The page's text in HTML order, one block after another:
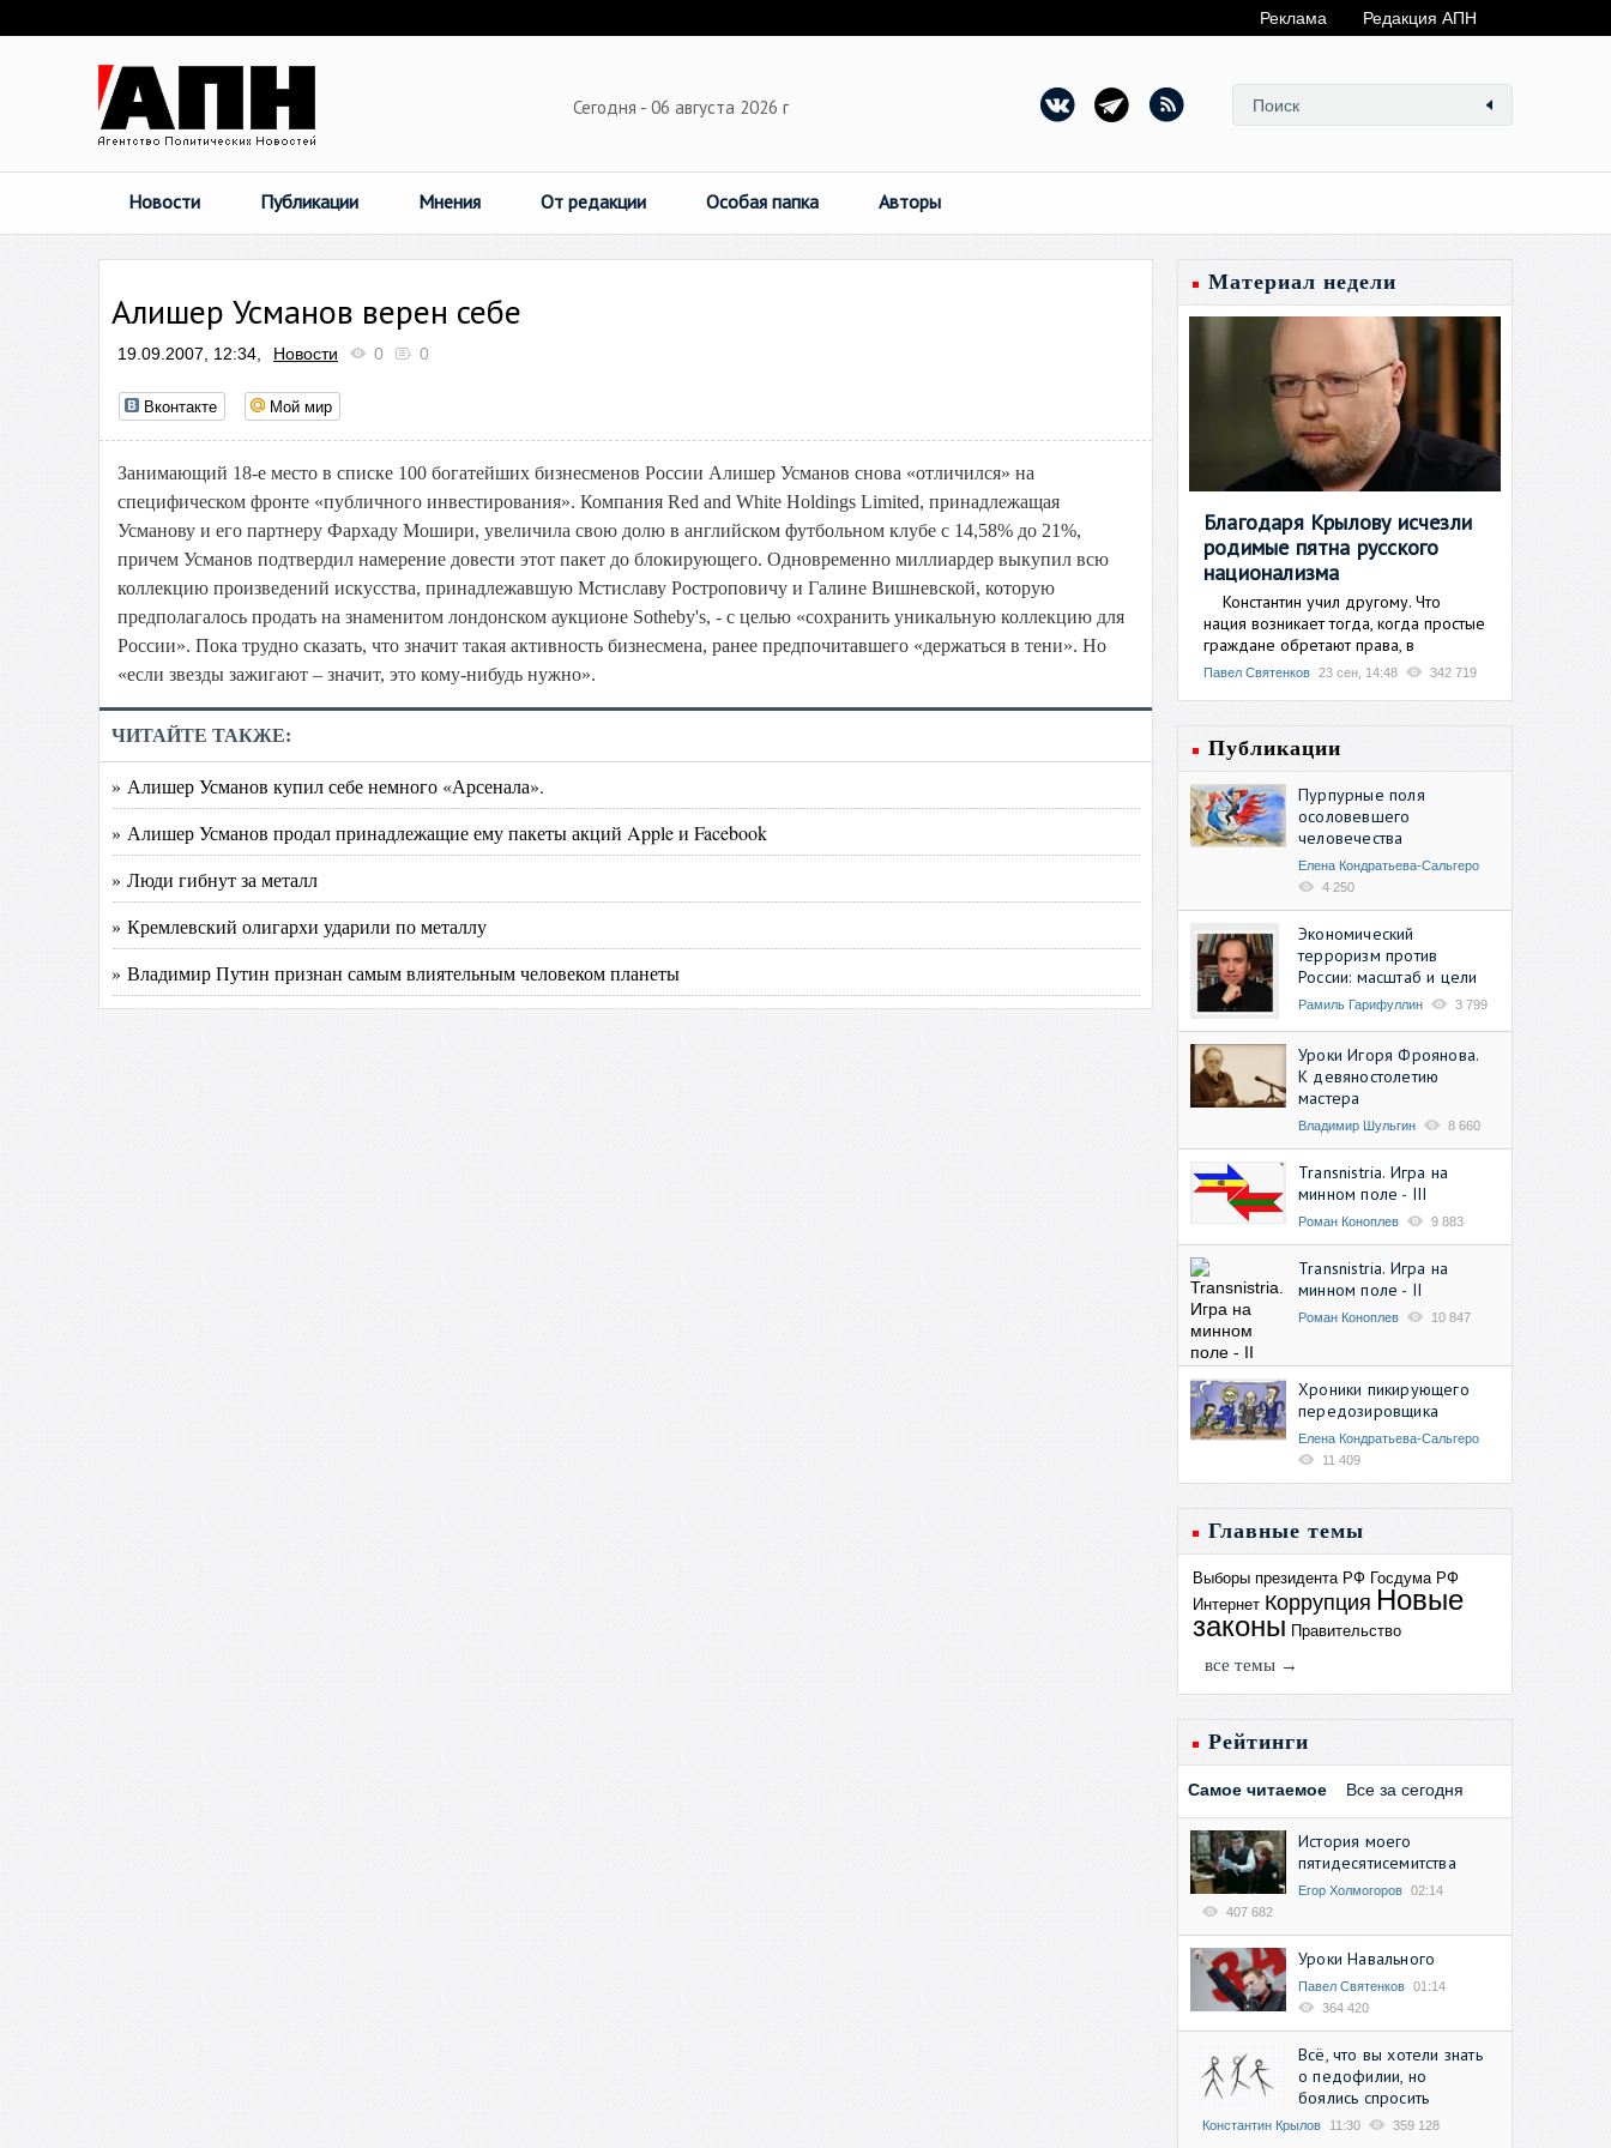
Реклама Редакция АПН
Сегодня - 06 августа 2026 г
Новости Публикации Мнения От редакции Особая папка Авторы
Алишер Усманов верен себе
19.09.2007, 12:34, Новости 0 0
Вконтакте Мой мир
Занимающий 18-е место в списке 100 богатейших бизнесменов России Алишер Усманов снова «отличился» на
специфическом фронте «публичного инвестирования». Компания Red and White Holdings Limited, принадлежащая
Усманову и его партнеру Фархаду Мошири, увеличила свою долю в английском футбольном клубе с 14,58% до 21%,
причем Усманов подтвердил намерение довести этот пакет до блокирующего. Одновременно миллиардер выкупил всю
коллекцию произведений искусства, принадлежавшую Мстиславу Ростроповичу и Галине Вишневской, которую
предполагалось продать на знаменитом лондонском аукционе Sotheby's, - с целью «сохранить уникальную коллекцию для
России». Пока трудно сказать, что значит такая активность бизнесмена, ранее предпочитавшего «держаться в тени». Но
«если звезды зажигают – значит, это кому-нибудь нужно».
ЧИТАЙТЕ ТАКЖЕ:
» Алишер Усманов купил себе немного «Арсенала».
» Алишер Усманов продал принадлежащие ему пакеты акций Apple и Facebook
» Люди гибнут за металл
» Кремлевский олигархи ударили по металлу
» Владимир Путин признан самым влиятельным человеком планеты
Материал недели
Благодаря Крылову исчезли
родимые пятна русского
национализма
Константин учил другому. Что
нация возникает тогда, когда простые
граждане обретают права, в
Павел Святенков 23 сен, 14:48 342 719
Публикации
Пурпурные поля
осоловевшего
человечества
Елена Кондратьева-Сальгеро
4 250
Экономический
терроризм против
России: масштаб и цели
Рамиль Гарифуллин 3 799
Уроки Игоря Фроянова.
К девяностолетию
мастера
Владимир Шульгин 8 660
Transnistria. Игра на
минном поле - III
Роман Коноплев 9 883
Transnistria. Игра на
минном поле - II
Роман Коноплев 10 847
Хроники пикирующего
передозировщика
Елена Кондратьева-Сальгеро
11 409
Главные темы
Выборы президента РФ Госдума РФ
Интернет Коррупция Новые
законы Правительство
все темы →
Рейтинги
Самое читаемое Все за сегодня
История моего
пятидесятисемитства
Егор Холмогоров 02:14
407 682
Уроки Навального
Павел Святенков 01:14
364 420
Всё, что вы хотели знать
о педофилии, но
боялись спросить
Константин Крылов 11:30 359 128